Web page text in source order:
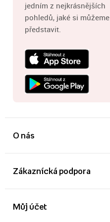
jedním z nejkrásnějších
pohledů, jaké si můžeme
představit.
O nás
Zákaznícká podpora
Můj účet